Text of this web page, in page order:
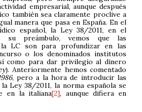
empresarial, aunque después
también sea claramente proclive a
manera que pasa en España. En el
español, la Ley 38/2011, en el
su preámbulo, vemos que las
la LC son para profundizar en las
o los denominados institutos
como para dar privilegio al dinero
). Anteriormente hemos comentado
, pero a la hora de introducir las
Ley 38/2011, la norma española se
en la italiana[2], aunque difiera en